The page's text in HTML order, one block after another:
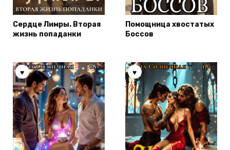
Сердце Лимры. Вторая
жизнь попаданки
Помощница хвостатых
Боссов